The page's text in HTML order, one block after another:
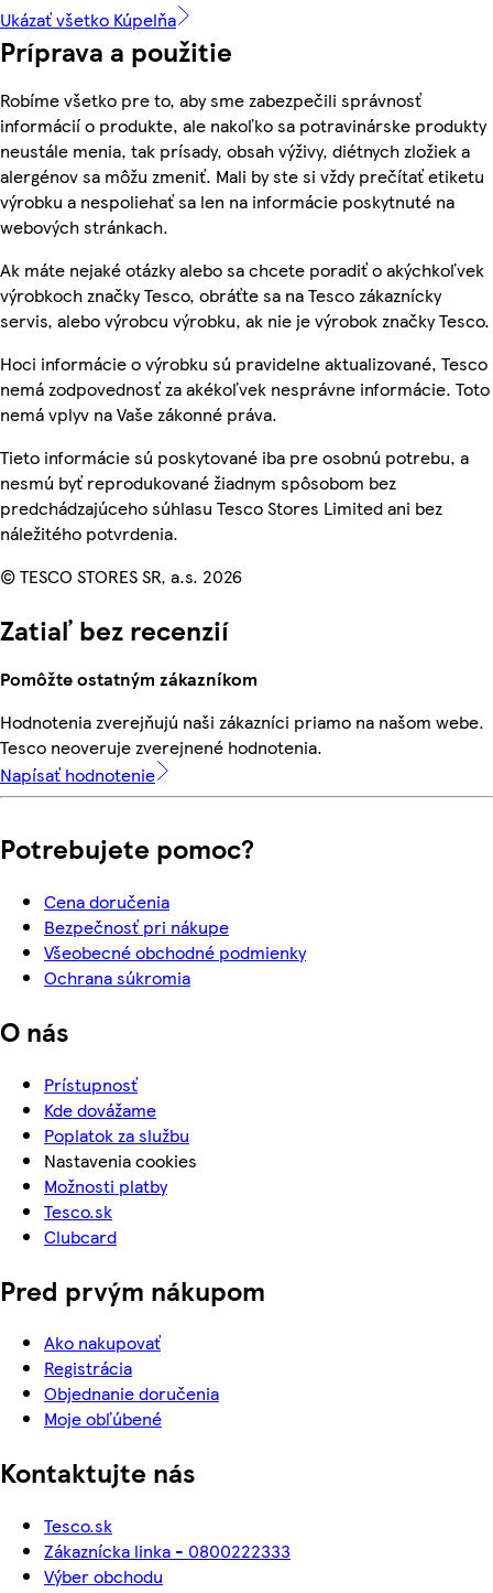
Ukázať všetko Kúpelňa
Príprava a použitie
Robíme všetko pre to, aby sme zabezpečili správnosť
informácií o produkte, ale nakoľko sa potravinárske produkty
neustále menia, tak prísady, obsah výživy, diétnych zložiek a
alergénov sa môžu zmeniť. Mali by ste si vždy prečítať etiketu
výrobku a nespoliehať sa len na informácie poskytnuté na
webových stránkach.
Ak máte nejaké otázky alebo sa chcete poradiť o akýchkoľvek
výrobkoch značky Tesco, obráťte sa na Tesco zákaznícky
servis, alebo výrobcu výrobku, ak nie je výrobok značky Tesco.
Hoci informácie o výrobku sú pravidelne aktualizované, Tesco
nemá zodpovednosť za akékoľvek nesprávne informácie. Toto
nemá vplyv na Vaše zákonné práva.
Tieto informácie sú poskytované iba pre osobnú potrebu, a
nesmú byť reprodukované žiadnym spôsobom bez
predchádzajúceho súhlasu Tesco Stores Limited ani bez
náležitého potvrdenia.
© TESCO STORES SR, a.s. 2026
Zatiaľ bez recenzií
Pomôžte ostatným zákazníkom
Hodnotenia zverejňujú naši zákazníci priamo na našom webe.
Tesco neoveruje zverejnené hodnotenia.
Napísať hodnotenie
Potrebujete pomoc?
Cena doručenia
Bezpečnosť pri nákupe
Všeobecné obchodné podmienky
Ochrana súkromia
O nás
Prístupnosť
Kde dovážame
Poplatok za službu
Nastavenia cookies
Možnosti platby
Tesco.sk
Clubcard
Pred prvým nákupom
Ako nakupovať
Registrácia
Objednanie doručenia
Moje obľúbené
Kontaktujte nás
Tesco.sk
Zákaznícka linka - 0800222333
Výber obchodu